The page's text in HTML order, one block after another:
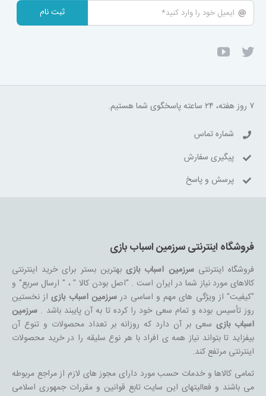
ثبت نام
۷ روز هفته، ۲۴ ساعته پاسخگوی شما هستیم.
شماره تماس
پیگیری سفارش
پرسش و پاسخ
فروشگاه اینترنتی سرزمین اسباب بازی
فروشگاه اینترنتیسرزمین اسباب بازیبهترین بستر برای خرید اینترنتی
کالاهای مورد نیاز شما در ایران است . "اصل بودن کالا " ، " ارسال سریع" و
"کیفیت" از ویژگی های مهم و اساسی در سرزمین اسباب بازیاز نخستین
روز تأسیس بوده و تمام سعی خود را کرده تا به آن پایبند باشد .سرزمین
اسباب بازیسعی بر آن دارد که روزانه بر تعداد محصولات و تنوع آن
بیفزاید تا بتواند نیاز همه ی افراد با هر نوع سلیقه را در خرید محصولات
اینترنتی مرتفع کند.
تمامی کالاها و خدمات حسب مورد دارای مجوز های لازم از مراجع مربوطه
می باشند و فعالیتهای این سایت تابع قوانین و مقررات جمهوری اسلامی